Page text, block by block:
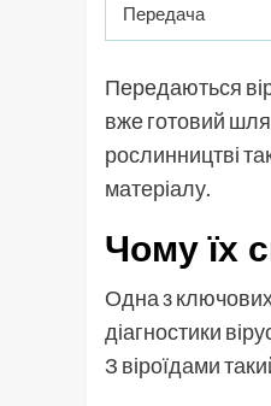
Передача
Передаються
вже готовий
рослинництві
матеріалу.
Чому їх
Одна з ключових
діагностики
З віроїдами